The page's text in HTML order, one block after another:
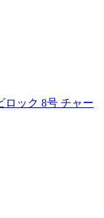
ロック 8号 チャー